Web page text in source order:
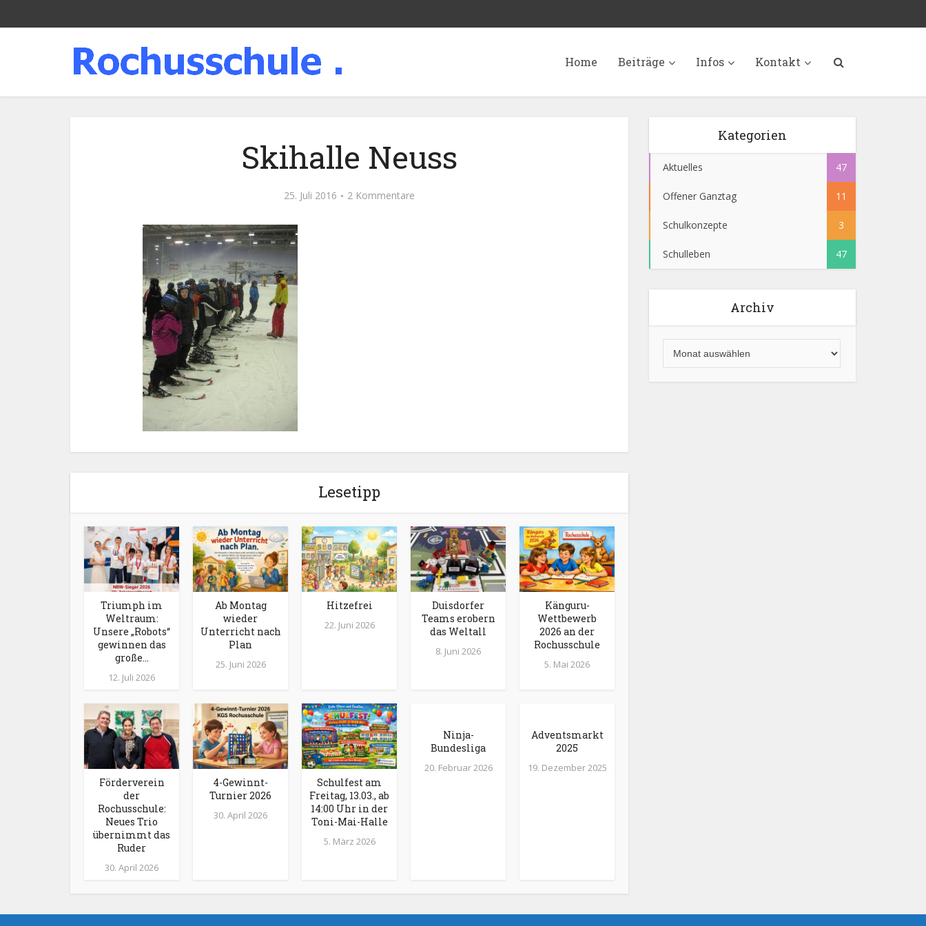
Home Beiträge Infos Kontakt
Skihalle Neuss
25. Juli 2016 2 Kommentare
Lesetipp
Triumph im
Weltraum:
Unsere „Robots“
gewinnen das
große...
12. Juli 2026
Ab Montag
wieder
Unterricht nach
Plan
25. Juni 2026
Hitzefrei
22. Juni 2026
Duisdorfer
Teams erobern
das Weltall
8. Juni 2026
Känguru-
Wettbewerb
2026 an der
Rochusschule
5. Mai 2026
Förderverein
der
Rochusschule:
Neues Trio
übernimmt das
Ruder
30. April 2026
4-Gewinnt-
Turnier 2026
30. April 2026
Schulfest am
Freitag, 13.03., ab
14:00 Uhr in der
Toni-Mai-Halle
5. März 2026
Ninja-
Bundesliga
20. Februar 2026
Adventsmarkt
2025
19. Dezember 2025
Kategorien
Aktuelles 47
Offener Ganztag 11
Schulkonzepte 3
Schulleben 47
Archiv